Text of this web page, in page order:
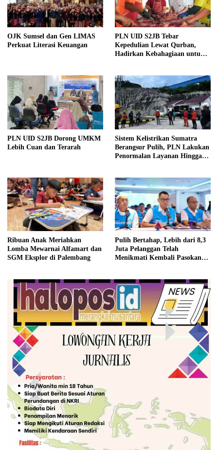
OJK Sumsel dan Gen LIMAS
Perkuat Literasi Keuangan
PLN UID S2JB Tebar
Kepedulian Lewat Qurban,
Hadirkan Kebahagiaan untuk
PLN UID S2JB Dorong UMKM
Lebih Cuan dan Terarah
Sistem Kelistrikan Sumatra
Berangsur Pulih, PLN Lakukan
Penormalan Layanan Hingga
Ribuan Anak Meriahkan
Lomba Mewarnai Alfamart dan
SGM Eksplor di Palembang
Pulih Bertahap, Lebih dari 8,3
Juta Pelanggan Telah
Menikmati Kembali Pasokan